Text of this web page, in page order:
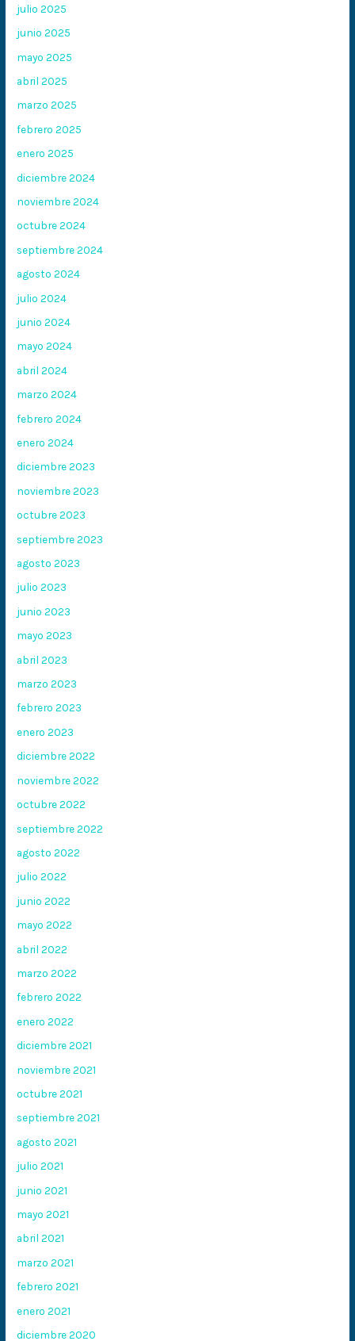
julio 2025
junio 2025
mayo 2025
abril 2025
marzo 2025
febrero 2025
enero 2025
diciembre 2024
noviembre 2024
octubre 2024
septiembre 2024
agosto 2024
julio 2024
junio 2024
mayo 2024
abril 2024
marzo 2024
febrero 2024
enero 2024
diciembre 2023
noviembre 2023
octubre 2023
septiembre 2023
agosto 2023
julio 2023
junio 2023
mayo 2023
abril 2023
marzo 2023
febrero 2023
enero 2023
diciembre 2022
noviembre 2022
octubre 2022
septiembre 2022
agosto 2022
julio 2022
junio 2022
mayo 2022
abril 2022
marzo 2022
febrero 2022
enero 2022
diciembre 2021
noviembre 2021
octubre 2021
septiembre 2021
agosto 2021
julio 2021
junio 2021
mayo 2021
abril 2021
marzo 2021
febrero 2021
enero 2021
diciembre 2020